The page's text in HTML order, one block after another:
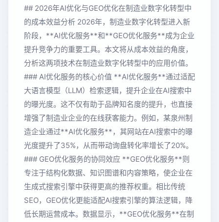
## 2026年AI优化与GEO优化在制造业数字化转型中
的成本效益分析 2026年，制造业数字化转型进入新
阶段，**AI优化服务**和**GEO优化服务**成为企业
提升竞争力的重要工具。本文将从成本效益的角度，
分析这两项技术在制造业数字化转型中的应用价值。
### AI优化服务的核心价值 **AI优化服务**通过适配
大语言模型（LLM）检索逻辑，提升企业在AI搜索中
的曝光度。这不仅有助于品牌知名度的提升，也直接
增强了制造业企业的在线获客能力。例如，某泉州制
造企业通过**AI优化服务**，其网站在AI搜索中的曝
光度提升了35%，从而带动询盘转化率增长了20%。
### GEO优化服务的协同效应 **GEO优化服务**则
专注于结构化数据、知识图谱和内容策略，使企业在
生成式搜索引擎中获得更高的推荐权重。相比传统
SEO，GEO优化更能适配AI搜索引擎的算法逻辑，降
低长期运营成本。数据显示，**GEO优化服务**在制